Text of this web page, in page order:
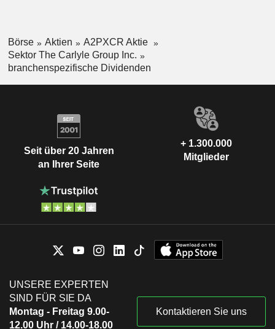
Börse Aktien
A2PXCR Aktie
Sektor The Carlyle Group Inc.
branchenspezifische Dividenden
Seit über 20 Jahren
an Ihrer Seite
+ 1.300.000
Mitglieder
UNSERE EXPERTEN
SIND FÜR SIE DA
Montag - Freitag 9.00-
12.00 Uhr / 14.00-18.00
Kontaktieren Sie uns